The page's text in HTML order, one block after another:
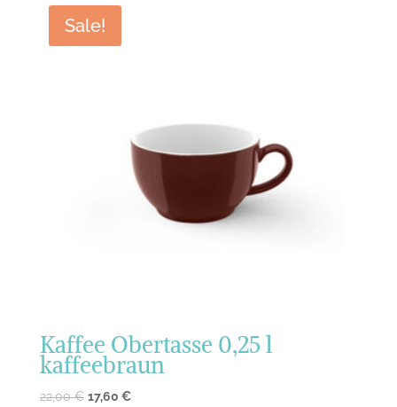
Sale!
Kaffee Obertasse 0,25 l
kaffeebraun
22,00€ 17,60 €